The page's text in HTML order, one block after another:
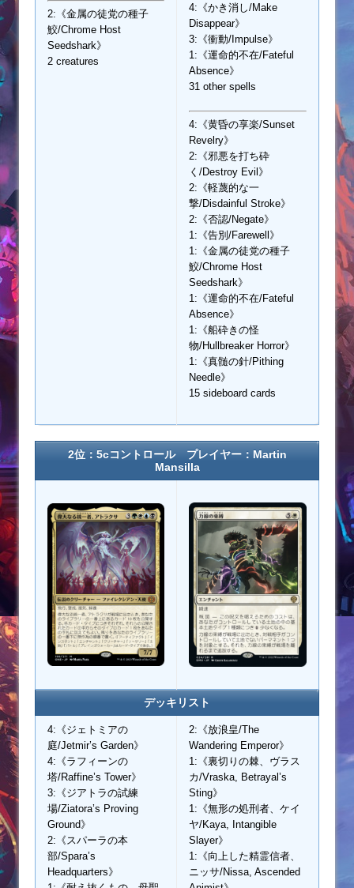
2:《金属の徒党の種子
鮫/Chrome Host
Seedshark》
2 creatures
4:《かき消し/Make
Disappear》
3:《衝動/Impulse》
1:《運命的不在/Fateful
Absence》
31 other spells
4:《黄昏の享楽/Sunset
Revelry》
2:《邪悪を打ち砕
く/Destroy Evil》
2:《軽蔑的な一
撃/Disdainful Stroke》
2:《否認/Negate》
1:《告別/Farewell》
1:《金属の徒党の種子
鮫/Chrome Host
Seedshark》
1:《運命的不在/Fateful
Absence》
1:《船砕きの怪
物/Hullbreaker Horror》
1:《真髄の針/Pithing
Needle》
15 sideboard cards
2位：5cコントロール プレイヤー：Martin
Mansilla
デッキリスト
4:《ジェトミアの
庭/Jetmir’s Garden》
4:《ラフィーンの
塔/Raffine’s Tower》
3:《ジアトラの試練
場/Ziatora’s Proving
Ground》
2:《スパーラの本
部/Spara’s
Headquarters》
2:《放浪皇/The
Wandering Emperor》
1:《裏切りの棘、ヴラス
カ/Vraska, Betrayal’s
Sting》
1:《無形の処刑者、ケイ
ヤ/Kaya, Intangible
Slayer》
1:《向上した精霊信者、
ニッサ/Nissa, Ascended